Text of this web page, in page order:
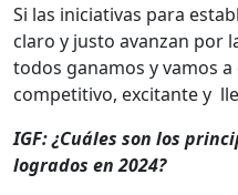
Si las ini­cia­ti­vas para
claro y jus­to avan­zan por
todos ganamos y vamos
com­pet­i­ti­vo, exci­tante y
IGF: ¿Cuáles son los
logra­dos en 2024?